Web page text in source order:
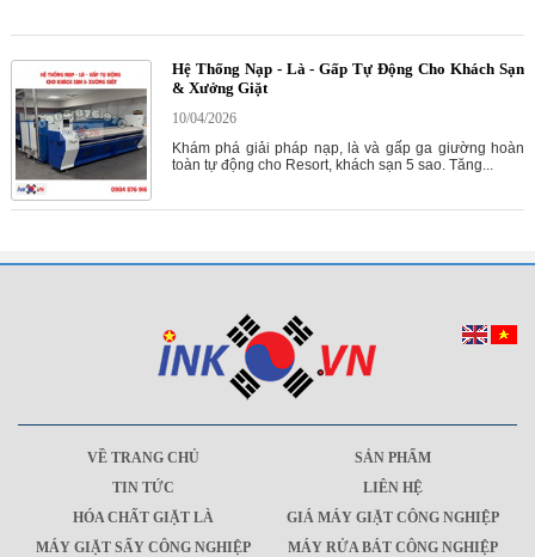
Hệ Thống Nạp - Là - Gấp Tự Động Cho Khách Sạn
& Xưởng Giặt
10/04/2026
Khám phá giải pháp nạp, là và gấp ga giường hoàn
toàn tự động cho Resort, khách sạn 5 sao. Tăng...
VỀ TRANG CHỦ
SẢN PHẨM
TIN TỨC
LIÊN HỆ
HÓA CHẤT GIẶT LÀ
GIÁ MÁY GIẶT CÔNG NGHIỆP
MÁY GIẶT SẤY CÔNG NGHIỆP
MÁY RỬA BÁT CÔNG NGHIỆP